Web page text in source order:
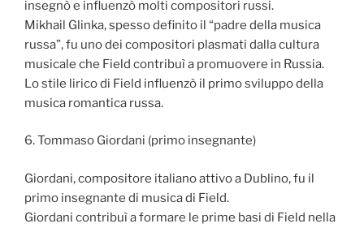
insegnò e influenzò molti compositori russi.
Mikhail Glinka, spesso definito il “padre della musica
russa”, fu uno dei compositori plasmati dalla cultura
musicale che Field contribuì a promuovere in Russia.
Lo stile lirico di Field influenzò il primo sviluppo della
musica romantica russa.
6. Tommaso Giordani (primo insegnante)
Giordani, compositore italiano attivo a Dublino, fu il
primo insegnante di musica di Field.
Giordani contribuì a formare le prime basi di Field nella